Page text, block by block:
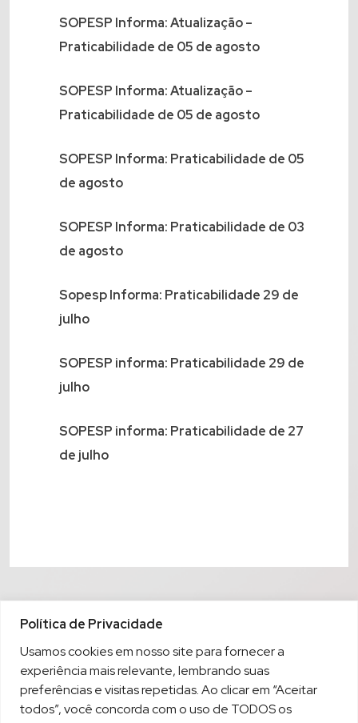
Política de Privacidade
Usamos cookies em nosso site para fornecer a
experiência mais relevante, lembrando suas
preferências e visitas repetidas. Ao clicar em “Aceitar
todos”, você concorda com o uso de TODOS os
SOPESP Informa: Atualização –
Praticabilidade de 05 de agosto
SOPESP Informa: Atualização –
Praticabilidade de 05 de agosto
SOPESP Informa: Praticabilidade de 05
de agosto
SOPESP Informa: Praticabilidade de 03
de agosto
Sopesp Informa: Praticabilidade 29 de
julho
SOPESP informa: Praticabilidade 29 de
julho
SOPESP informa: Praticabilidade de 27
de julho